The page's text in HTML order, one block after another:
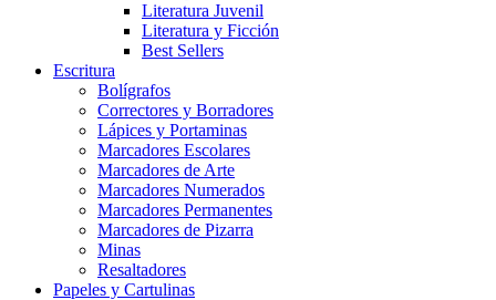
Literatura Juvenil
Literatura y Ficción
Best Sellers
Escritura
Bolígrafos
Correctores y Borradores
Lápices y Portaminas
Marcadores Escolares
Marcadores de Arte
Marcadores Numerados
Marcadores Permanentes
Marcadores de Pizarra
Minas
Resaltadores
Papeles y Cartulinas